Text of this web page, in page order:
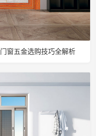
窗五金选购技巧全解析